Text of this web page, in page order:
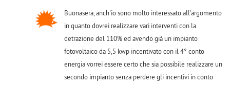
Buonasera, anch'io sono molto interessato all'argomento
in quanto dovrei realizzare vari interventi con la
detrazione del 110% ed avendo già un impianto
fotovoltaico da 5,5 kwp incentivato con il 4° conto
energia vorrei essere certo che sia possibile realizzare un
secondo impianto senza perdere gli incentivi in conto